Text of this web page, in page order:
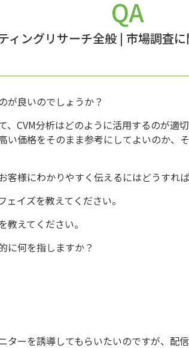
QA
ィングリサーチ全般| 市場調査
が良いのでしょうか？
CVM分析はどのように活用するのが適
い価格をそのまま参考にしてよいのか、
客様にわかりやすく伝えるにはどうすれ
イズを教えてください。
えてください。
に何を指しますか？
ーを誘導してもらいたいのですが、配